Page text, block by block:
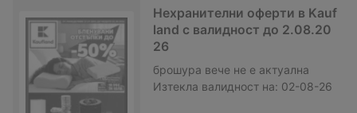
Нехранителни оферти в Kauf
land с валидност до 2.08.20
26
брошура вече не е актуална
Изтекла валидност на: 02-08-26